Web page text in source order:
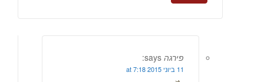
פירגה says:
11 ביוני 2015 at 7:18